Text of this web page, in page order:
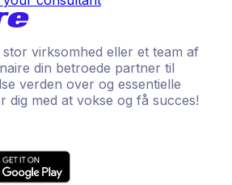
virksomhed eller et team af
din betroede partner til
verden over og essentielle
dig med at vokse og få succes!